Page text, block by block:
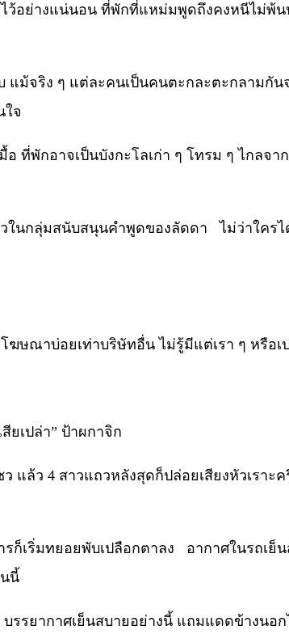
ว้อย่างแน่นอน ที่พักที่แหม่มพูดถึงคงหนีไม่พ้น
แม้จริง ๆ แต่ละคนเป็นคนตะกละตะกลามกั
ใจ
ที่พักอาจเป็นบังกะโลเก่า ๆ โทรม ๆ ไกลจา
ในกลุ่มสนับสนุนคำพูดของลัดดา ไม่ว่าใคร
ษณาบ่อยเท่าบริษัทอื่น ไม่รู้มีแต่เรา ๆ หรือเ
ยเปล่า” ป้าผกาจิก
แล้ว 4 สาวแถวหลังสุดก็ปล่อยเสียงหัวเราะ
ก็เริ่มทยอยพับเปลือกตาลง อากาศในรถเย็
นี้
รรยากาศเย็นสบายอย่างนี้ แถมแดดข้างนอ